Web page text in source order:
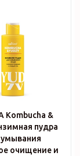
Kombucha &
пудра
очищение и